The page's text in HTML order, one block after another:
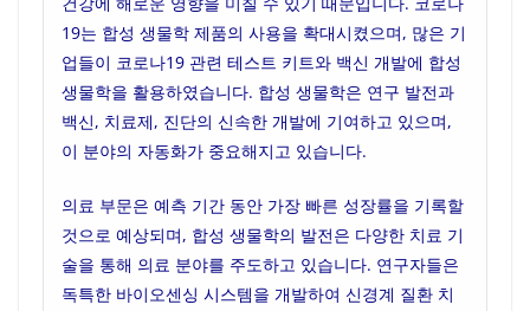
19는 합성 생물학 제품의 사용을 확대시켰으며, 많은 기
업들이 코로나19 관련 테스트 키트와 백신 개발에 합성
생물학을 활용하였습니다. 합성 생물학은 연구 발전과
백신, 치료제, 진단의 신속한 개발에 기여하고 있으며,
이 분야의 자동화가 중요해지고 있습니다.
의료 부문은 예측 기간 동안 가장 빠른 성장률을 기록할
것으로 예상되며, 합성 생물학의 발전은 다양한 치료 기
술을 통해 의료 분야를 주도하고 있습니다. 연구자들은
독특한 바이오센싱 시스템을 개발하여 신경계 질환 치